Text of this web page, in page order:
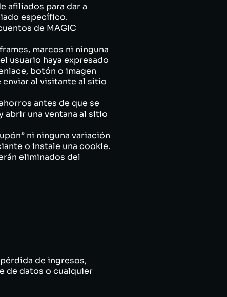
afiliados para dar a
específico.
de MAGIC
marcos ni ninguna
usuario haya expresado
botón o imagen
enviar al visitante al sitio
antes de que se
abrir una ventana al sitio
ni ninguna variación
o instale una cookie.
eliminados del
de ingresos,
de datos o cualquier